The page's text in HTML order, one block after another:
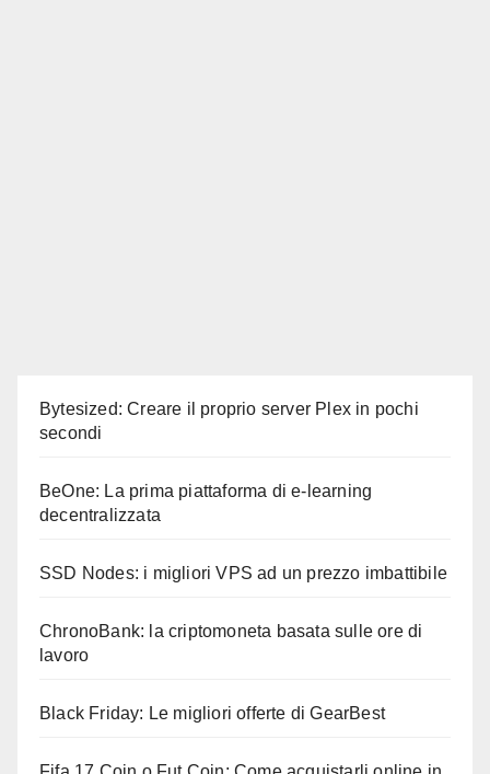
Bytesized: Creare il proprio server Plex in pochi
secondi
BeOne: La prima piattaforma di e-learning
decentralizzata
SSD Nodes: i migliori VPS ad un prezzo imbattibile
ChronoBank: la criptomoneta basata sulle ore di
lavoro
Black Friday: Le migliori offerte di GearBest